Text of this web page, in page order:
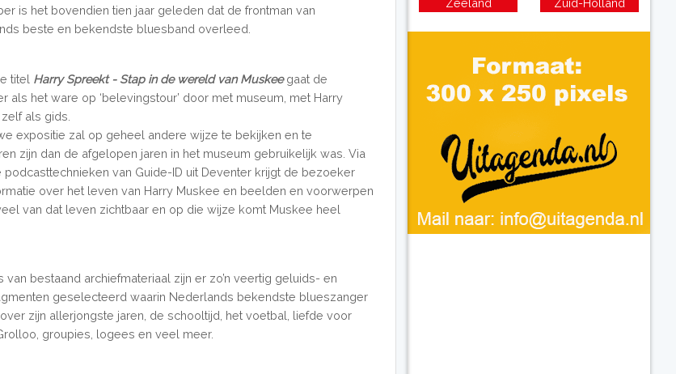
is het bovendien tien jaar geleden dat de frontman van
beste en bekendste bluesband overleed.
titel Harry Spreekt - Stap in de wereld van Muskeegaat de
als het ware op ‘belevingstour’ door met museum, met Harry
als gids.
expositie zal op geheel andere wijze te bekijken en te
zijn dan de afgelopen jaren in het museum gebruikelijk was. Via
podcasttechnieken van Guide-ID uit Deventer krijgt de bezoeker
over het leven van Harry Muskee en beelden en voorwerpen
van dat leven zichtbaar en op die wijze komt Muskee heel
van bestaand archiefmateriaal zijn er zo’n veertig geluids- en
geselecteerd waarin Nederlands bekendste blueszanger
zijn allerjongste jaren, de schooltijd, het voetbal, liefde voor
groupies, logees en veel meer.
Zeeland
Zuid-Holland